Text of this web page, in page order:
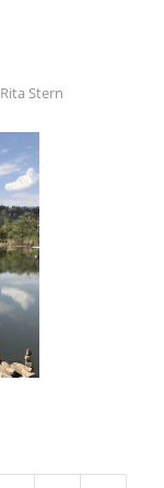
Rita Stern